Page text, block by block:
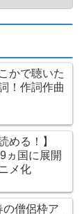
かで聴いた
！作詞作曲
める！】
ヵ国に展開
メ化
の僧侶枠ア